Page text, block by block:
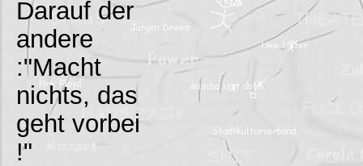
Darauf der
andere
:"Macht
nichts, das
geht vorbei
!"